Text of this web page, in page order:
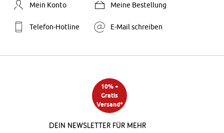
Mein Konto Meine Bestellung
Telefon-Hotline E-Mail schreiben
10% +
Gratis
Versand*
Dein Newsletter für mehr